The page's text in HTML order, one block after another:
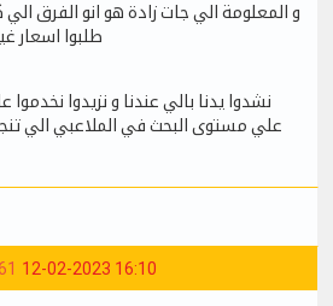
و المعلومة الي جات زادة هو انو الفرق
طلبوا اسعار
نشدوا يدنا بالي عندنا و نزيدوا
علي مستوى البحث في الملاعبي الي
12-02-2023 16:10